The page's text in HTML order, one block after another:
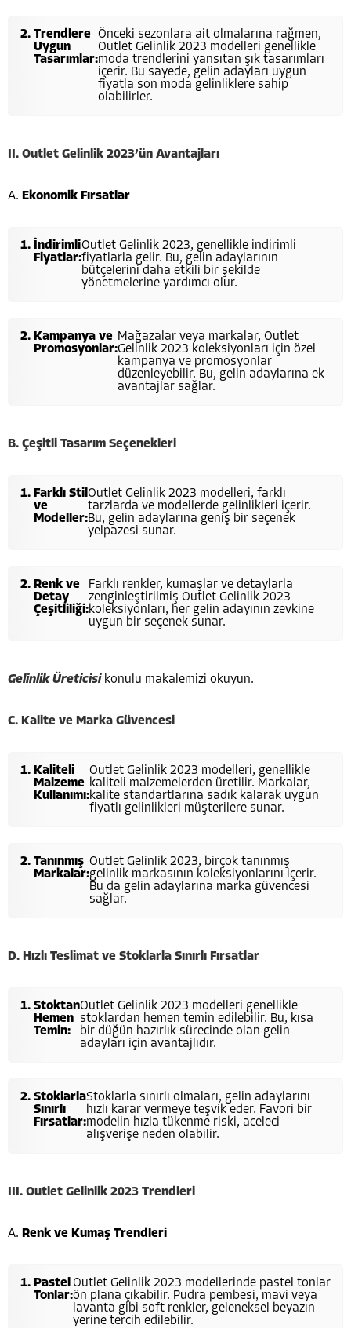
Trendlere
Uygun
Tasarımlar:
Önceki sezonlara ait olmalarına rağmen,
Outlet Gelinlik 2023 modelleri genellikle
moda trendlerini yansıtan şık tasarımları
içerir. Bu sayede, gelin adayları uygun
fiyatla son moda gelinliklere sahip
olabilirler.
II. Outlet Gelinlik 2023’ün Avantajları
A. Ekonomik Fırsatlar
İndirimli
Fiyatlar:
Outlet Gelinlik 2023, genellikle indirimli
fiyatlarla gelir. Bu, gelin adaylarının
bütçelerini daha etkili bir şekilde
yönetmelerine yardımcı olur.
Kampanya ve
Promosyonlar:
Mağazalar veya markalar, Outlet
Gelinlik 2023 koleksiyonları için özel
kampanya ve promosyonlar
düzenleyebilir. Bu, gelin adaylarına ek
avantajlar sağlar.
B. Çeşitli Tasarım Seçenekleri
Farklı Stil
ve
Modeller:
Outlet Gelinlik 2023 modelleri, farklı
tarzlarda ve modellerde gelinlikleri içerir.
Bu, gelin adaylarına geniş bir seçenek
yelpazesi sunar.
Renk ve
Detay
Çeşitliliği:
Farklı renkler, kumaşlar ve detaylarla
zenginleştirilmiş Outlet Gelinlik 2023
koleksiyonları, her gelin adayının zevkine
uygun bir seçenek sunar.
Gelinlik Üreticisikonulu makalemizi okuyun.
C. Kalite ve Marka Güvencesi
Kaliteli
Malzeme
Kullanımı:
Outlet Gelinlik 2023 modelleri, genellikle
kaliteli malzemelerden üretilir. Markalar,
kalite standartlarına sadık kalarak uygun
fiyatlı gelinlikleri müşterilere sunar.
Tanınmış
Markalar:
Outlet Gelinlik 2023, birçok tanınmış
gelinlik markasının koleksiyonlarını içerir.
Bu da gelin adaylarına marka güvencesi
sağlar.
D. Hızlı Teslimat ve Stoklarla Sınırlı Fırsatlar
Stoktan
Hemen
Temin:
Outlet Gelinlik 2023 modelleri genellikle
stoklardan hemen temin edilebilir. Bu, kısa
bir düğün hazırlık sürecinde olan gelin
adayları için avantajlıdır.
Stoklarla
Sınırlı
Fırsatlar:
Stoklarla sınırlı olmaları, gelin adaylarını
hızlı karar vermeye teşvik eder. Favori bir
modelin hızla tükenme riski, aceleci
alışverişe neden olabilir.
III. Outlet Gelinlik 2023 Trendleri
A. Renk ve Kumaş Trendleri
Pastel
Tonlar:
Outlet Gelinlik 2023 modellerinde pastel tonlar
ön plana çıkabilir. Pudra pembesi, mavi veya
lavanta gibi soft renkler, geleneksel beyazın
yerine tercih edilebilir.